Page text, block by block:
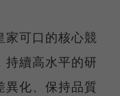
家可口的核心競
持續高水平的研
異化、保持品質